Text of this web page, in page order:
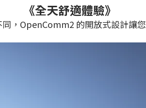
《全天舒適體驗》
，OpenComm2 的開放式設計讓